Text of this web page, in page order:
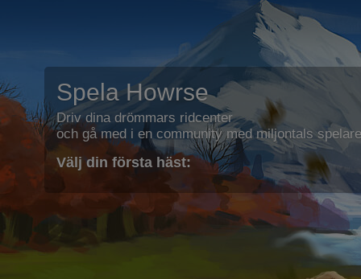
Spela Howrse
Driv dina drömmars ridcenter
och gå med i en community med miljontals
Välj din första häst: